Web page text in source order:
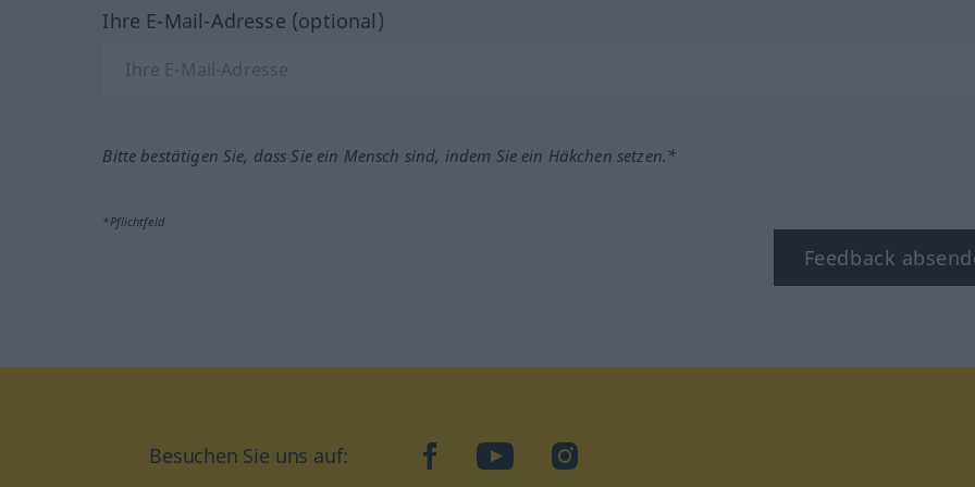
Ihre E-Mail-Adresse (optional)
Bitte bestätigen Sie, dass Sie ein Mensch sind, indem Sie ein Häkchen setzen.*
*Pflichtfeld
Feedback
Besuchen Sie uns auf: facebookYouTubeInstagram